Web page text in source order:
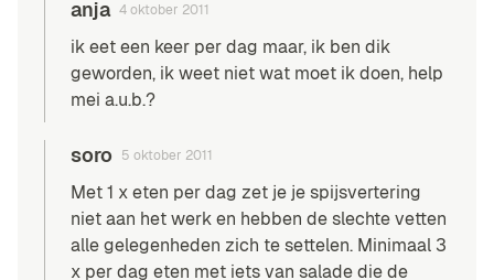
anja 4 oktober 2011
ik eet een keer per dag maar, ik ben dik
geworden, ik weet niet wat moet ik doen, help
mei a.u.b.?
soro 5 oktober 2011
Met 1 x eten per dag zet je je spijsvertering
niet aan het werk en hebben de slechte vetten
alle gelegenheden zich te settelen. Minimaal 3
x per dag eten met iets van salade die de